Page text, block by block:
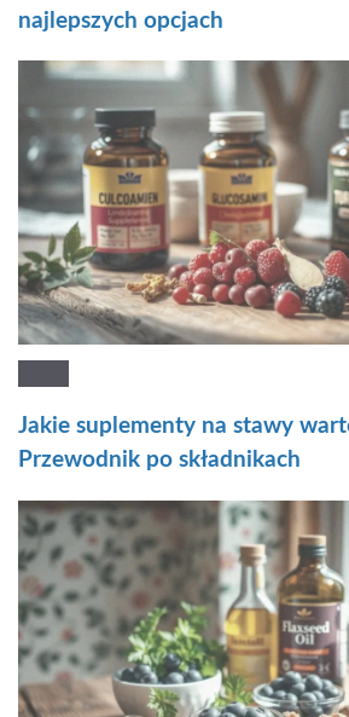
najlepszych opcjach
Jakie suplementy na stawy
Przewodnik po składnikach